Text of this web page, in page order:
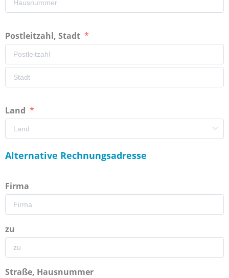
Postleitzahl, Stadt
Land
Alternative Rechnungsadresse
Firma
zu
Straße, Hausnummer